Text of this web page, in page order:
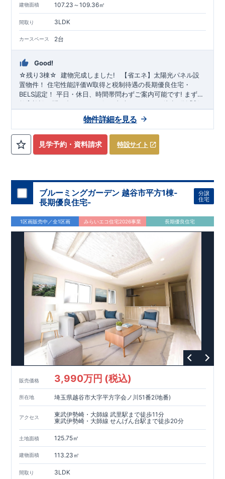
建物面積 107.23～109.36㎡
間取り 3LDK
カースペース 2台
Good!
☆残り 3棟☆ ​ ​建物完成しました!
【省エネ】太陽光パネル設
置物件！ 住宅性能評価W取得と税制待遇の長期優良住宅・
BELS認定！ 平日・休日、時間帯問わずご案内可能です! まずは
お気軽にお問い合わせください!
東武スカイツリーライン「新
◎物件のポイント 敷地は、36坪～
教育施設、スーパー、コンビニ、クリニックなど 徒歩7分 以内
（号棟による）​・勉強や仕事用に便利な空
・LDKは空間演出した折り上げ天井 ・開放感のある
ド風オープンキッチン』
・2階の主寝室は、仕切れる
時や花粉の時期のお洗濯も安心『浴室乾燥暖房機』​​スマート
フォンで見やすい特設サイトはこちら​https://www.e-
blooming.com/bukken/20074012/
見学予約・資料請求 特設サイト
物件詳細を見る
ブルーミングガーデン 越谷市平方1棟-
長期優良住宅-
分譲
住宅
1区画販売中／全1区画 みらいエコ住宅2026事業 長期優良住宅
販売価格 3,990万円 (税込)
所在地 埼玉県越谷市大字平方字会ノ川51番2(地番)
アクセス
東武伊勢崎・大師線 武里駅まで徒歩11分
東武伊勢崎・大師線 せんげん台駅まで徒歩20分
土地面積 125.75㎡
建物面積 113.23㎡
間取り 3LDK